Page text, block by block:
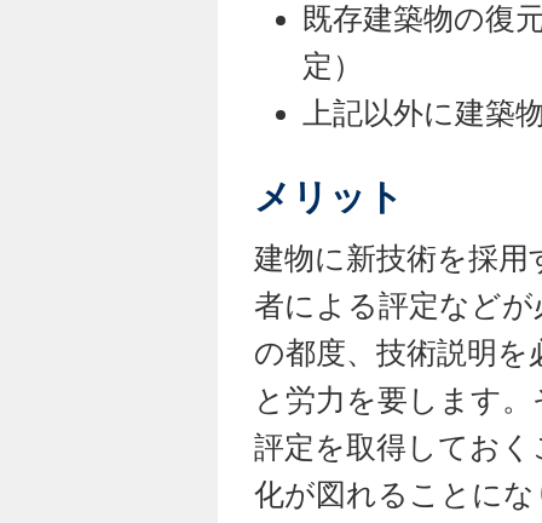
既存建築物の復
定）
上記以外に建築
メリット
建物に新技術を採
者による評定など
の都度、技術説明
と労力を要します
評定を取得してお
化が図れることに